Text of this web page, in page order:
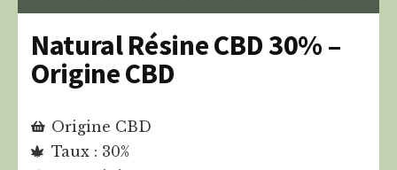
Natural Résine CBD 30% –
Origine CBD
Origine CBD
Taux : 30%